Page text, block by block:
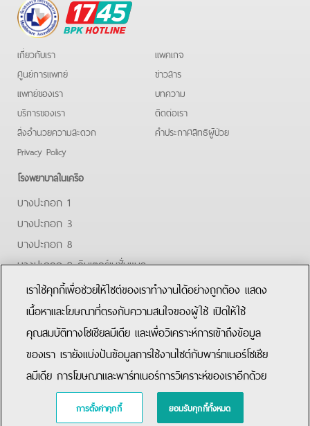
BPK
Hotline
เกี่ยวกับเรา
ศูนย์การแพทย์
แพทย์ของเรา
บริการของเรา
สิ่งอำนวยความสะดวก
Privacy Policy
แพคเกจ
ข่าวสาร
บทความ
ติดต่อเรา
คําประกาศสิทธิผู้ป่วย
โรงพยาบาลในเครือ
บางปะกอก 1
บางปะกอก 3
บางปะกอก 8
บางปะกอก 9 อินเตอร์เนชั่นแนล
ปิยะเวท
บางปะกอก-รังสิต 2
FacebookYoutubeLine
Copyright © 2015 Bangpakok Hospital All rights reserved.
เราใช้คุกกี้เพื่อช่วยให้ไซต์ของเราทำงานได้อย่างถูกต้อง แสดง
เนื้อหาและโฆษณาที่ตรงกับความสนใจของผู้ใช้ เปิดให้ใช้
คุณสมบัติทางโซเชียลมีเดีย และเพื่อวิเคราะห์การเข้าถึงข้อมูล
ของเรา เรายังแบ่งปันข้อมูลการใช้งานไซต์กับพาร์ทเนอร์โซเชีย
ลมีเดีย การโฆษณาและพาร์ทเนอร์การวิเคราะห์ของเราอีกด้วย
การตั้งค่าคุกกี้ ยอมรับคุกกี้ทั้งหมด